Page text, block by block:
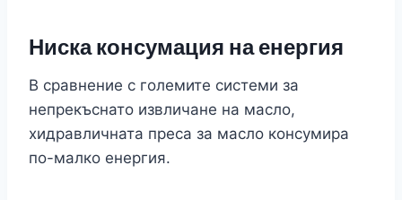
Ниска консумация на енергия
В сравнение с големите системи за
непрекъснато извличане на масло,
хидравличната преса за масло консумира
по-малко енергия.